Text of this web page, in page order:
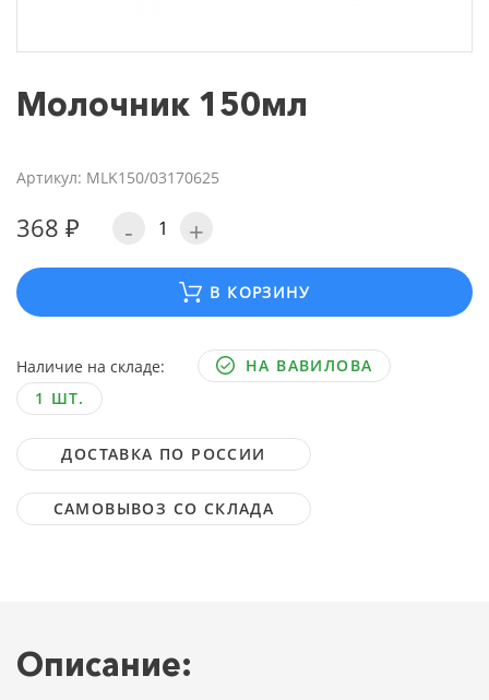
Молочник 150мл
Артикул: MLK150/03170625
368 ₽ - +
В КОРЗИНУ
Наличие на складе:
НА ВАВИЛОВА
1 ШТ.
ДОСТАВКА ПО РОССИИ
САМОВЫВОЗ СО СКЛАДА
Описание: